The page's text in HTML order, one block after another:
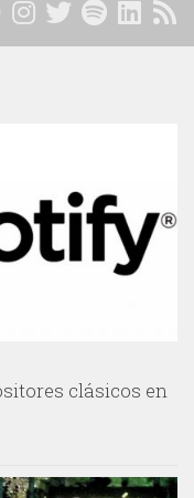
clásicos en